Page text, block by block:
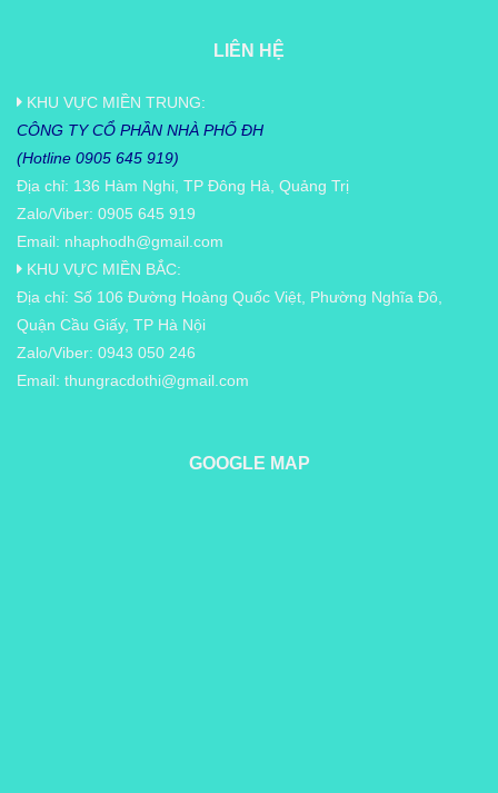
LIÊN HỆ
KHU VỰC MIỀN TRUNG:
CÔNG TY CỔ PHẦN NHÀ PHỐ ĐH
(Hotline 0905 645 919)
Địa chỉ: 136 Hàm Nghi, TP Đông Hà, Quảng Trị
Zalo/Viber: 0905 645 919
Email: nhaphodh@gmail.com
KHU VỰC MIỀN BẮC:
Địa chỉ: Số 106 Đường Hoàng Quốc Việt, Phường Nghĩa Đô,
Quận Cầu Giấy, TP Hà Nội
Zalo/Viber: 0943 050 246
Email: thungracdothi@gmail.com
GOOGLE MAP